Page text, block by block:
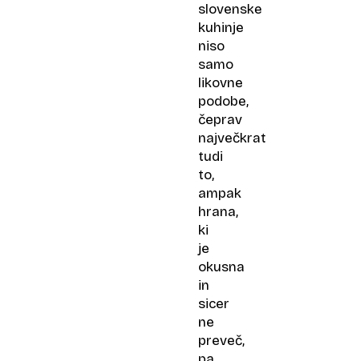
slovenske
kuhinje
niso
samo
likovne
podobe,
čeprav
največkrat
tudi
to,
ampak
hrana,
ki
je
okusna
in
sicer
ne
preveč,